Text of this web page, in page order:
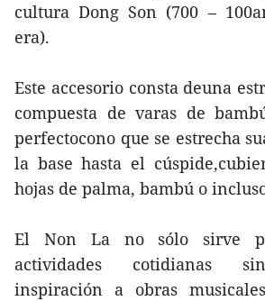
cultura Dong Son (700 –
era).
Este accesorio consta deuna
compuesta de varas de
perfectocono que se estrecha
la base hasta el
hojas de palma, bambú o
El Non La no sólo sirve
actividades cotidianas
inspiración a obras